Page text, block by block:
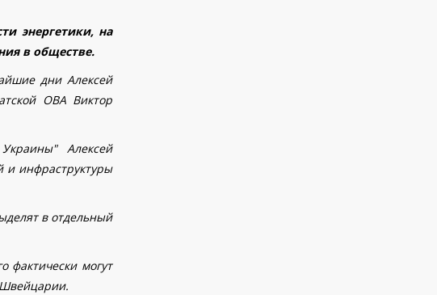
энергетики, на
в обществе.
дни Алексей
ОВА Виктор
Алексей
инфраструктуры
в отдельный
фактически могут
Швейцарии.